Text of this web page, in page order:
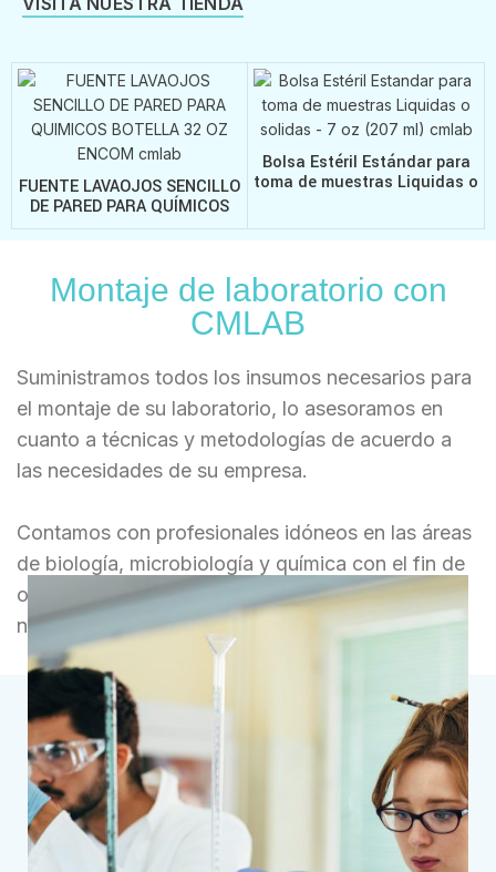
FUENTE LAVAOJOS SENCILLO
DE PARED PARA QUÍMICOS
BOTELLA 32 OZ ENCOM –
Bolsa Estéril Estándar para
toma de muestras Liquidas o
Montaje de laboratorio con
CMLAB
Suministramos todos los insumos necesarios para
el montaje de su laboratorio, lo asesoramos en
cuanto a técnicas y metodologías de acuerdo a
las necesidades de su empresa.
Contamos con profesionales idóneos en las áreas
de biología, microbiología y química con el fin de
orientar a nuestros clientes y suplir las
necesidades del sector.